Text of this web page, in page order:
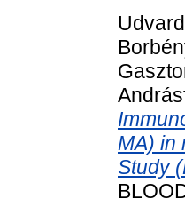
MA) in
Study